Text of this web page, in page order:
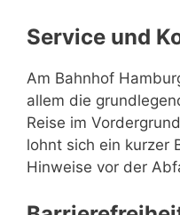
Service und
Am Bahnhof
allem die
Reise im
lohnt sich ein kurzer
Hinweise vor der